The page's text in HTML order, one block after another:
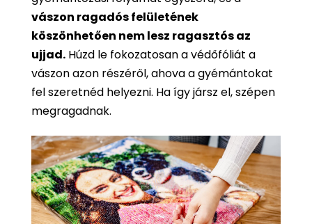
vászon ragadós felületének
köszönhetően nem lesz ragasztós az
ujjad. Húzd le fokozatosan a védőfóliát a
vászon azon részéről, ahova a gyémántokat
fel szeretnéd helyezni. Ha így jársz el, szépen
megragadnak.